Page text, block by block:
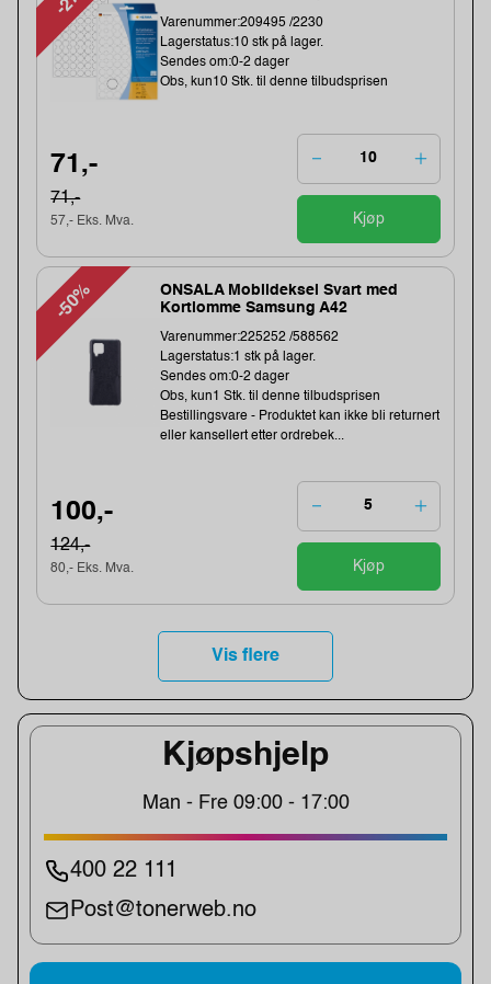
Kjøpshjelp
Man - Fre 09:00 - 17:00
400 22 111
Post@tonerweb.no
Varenummer:209495 /2230
Lagerstatus:10 stk på lager.
Sendes om:0-2 dager
Obs, kun10 Stk. til denne tilbudsprisen
71,-
71,-
57,- Eks. Mva. Kjøp
-50%
ONSALA Mobildeksel Svart med
Kortlomme Samsung A42
Varenummer:225252 /588562
Lagerstatus:1 stk på lager.
Sendes om:0-2 dager
Obs, kun1 Stk. til denne tilbudsprisen
Bestillingsvare - Produktet kan ikke bli returnert
eller kansellert etter ordrebek...
100,-
124,-
80,- Eks. Mva. Kjøp
Vis flere